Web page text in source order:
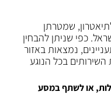
שמטרתן
כפי שניתן להבחין
נמצאות באזור
בכל הנוגע
או לשתף במסע